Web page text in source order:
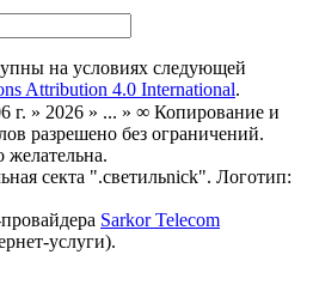
на условиях следующей
Attribution 4.0 International.
г. » 2026 » ... » ∞ Копирование и
разрешено без ограничений.
желательна.
секта ".светильnick". Логотип:
Sarkor Telecom
услуги).